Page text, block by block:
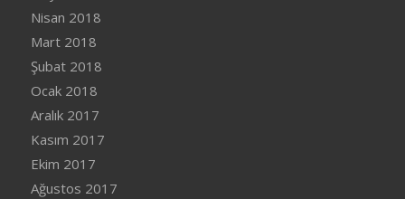
Nisan 2018
Mart 2018
Şubat 2018
Ocak 2018
Aralık 2017
Kasım 2017
Ekim 2017
Ağustos 2017